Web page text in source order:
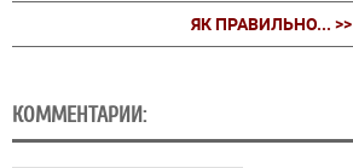
ЯК ПРАВИЛЬНО... >>
КОММЕНТАРИИ: